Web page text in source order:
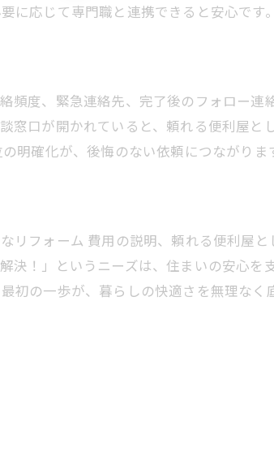
応じて専門職と連携できると安心です。
度、緊急連絡先、完了後のフォロー連
窓口が開かれていると、頼れる便利屋
明確化が、後悔のない依頼につながりま
リフォーム 費用の説明、頼れる便利屋
決！」というニーズは、住まいの安心
の一歩が、暮らしの快適さを無理なく